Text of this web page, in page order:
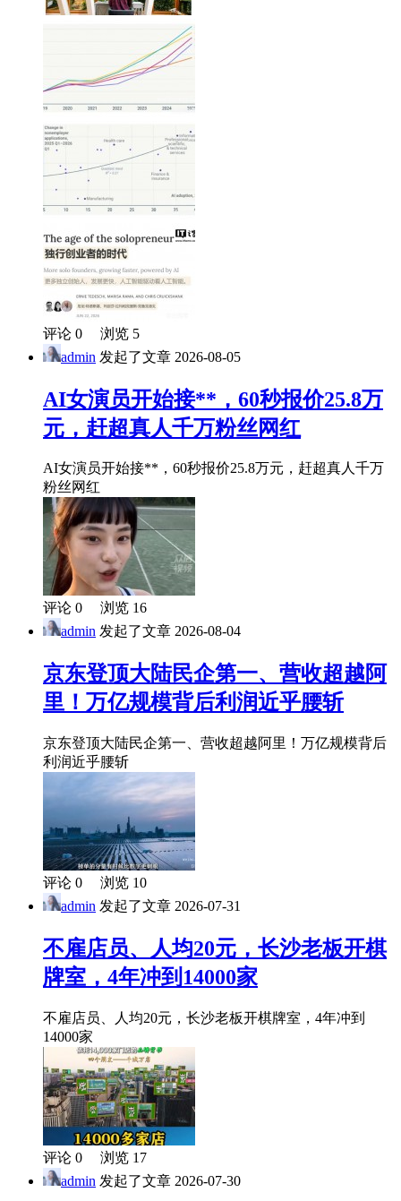
评论 0 浏览 5
admin 发起了文章 2026-08-05
AI女演员开始接**，60秒报价25.8万
元，赶超真人千万粉丝网红
AI女演员开始接**，60秒报价25.8万元，赶超真人千万
粉丝网红
评论 0 浏览 16
admin 发起了文章 2026-08-04
京东登顶大陆民企第一、营收超越阿
里！万亿规模背后利润近乎腰斩
京东登顶大陆民企第一、营收超越阿里！万亿规模背后
利润近乎腰斩
评论 0 浏览 10
admin 发起了文章 2026-07-31
不雇店员、人均20元，长沙老板开棋
牌室，4年冲到14000家
不雇店员、人均20元，长沙老板开棋牌室，4年冲到
14000家
评论 0 浏览 17
admin 发起了文章 2026-07-30